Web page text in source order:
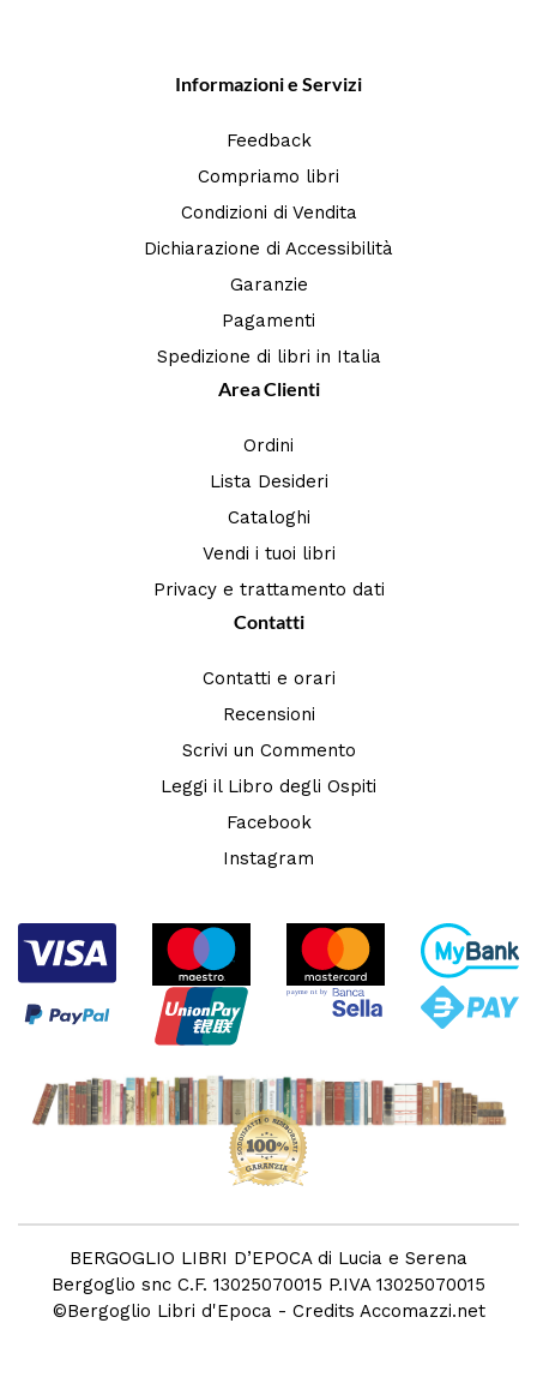
Informazioni e Servizi
Feedback
Compriamo libri
Condizioni di Vendita
Dichiarazione di Accessibilità
Garanzie
Pagamenti
Spedizione di libri in Italia
Area Clienti
Ordini
Lista Desideri
Cataloghi
Vendi i tuoi libri
Privacy e trattamento dati
Contatti
Contatti e orari
Recensioni
Scrivi un Commento
Leggi il Libro degli Ospiti
Facebook
Instagram
BERGOGLIO LIBRI D’EPOCA di Lucia e Serena
Bergoglio snc C.F. 13025070015 P.IVA 13025070015
©Bergoglio Libri d'Epoca - Credits Accomazzi.net